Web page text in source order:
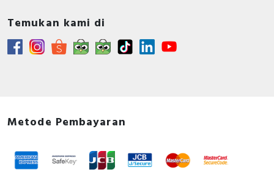
Temukan kami di
Metode Pembayaran